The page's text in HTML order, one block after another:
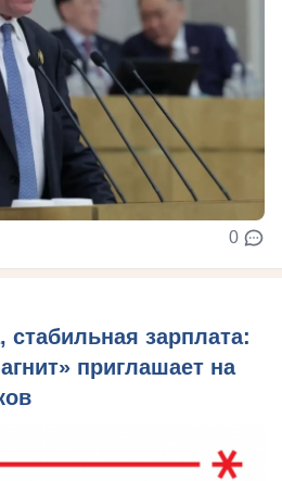
0
стабильная зарплата:
приглашает на